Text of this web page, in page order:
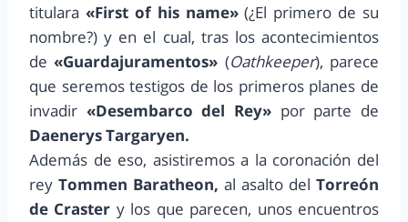
titulara «First of his name»(¿El primero de su
nombre?) y en el cual, tras los acontecimientos
de«Guardajuramentos» (Oathkeeper), parece
que seremos testigos de los primeros planes de
invadir «Desembarco del Rey» por parte de
Daenerys Targaryen.
Además de eso, asistiremos a la coronación del
rey Tommen Baratheon, al asalto del Torreón
de Craster y los que parecen, unos encuentros